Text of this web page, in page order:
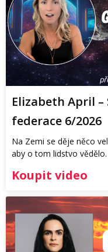
Elizabeth April
federace 6/2026
Na Zemi se děje něco
aby o tom lidstvo vědělo.
Koupit video